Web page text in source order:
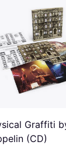
Graffiti
(CD)